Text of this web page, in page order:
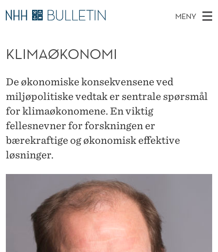
K
L
M
A
Ø
K
O
N
O
MENY
V
D
M
E
N
Y
K
T
T
T
D
T
Stipendiater og nye forskerprofiler
Ekspertutvalg
Om Bulletin
KLIMAØKONOMI
De økonomiske konsekvensene ved
miljøpolitiske vedtak er sentrale spørsmål
for klimaøkonomene. En viktig
fellesnevner for forskningen er
bærekraftige og økonomisk effektive
løsninger.